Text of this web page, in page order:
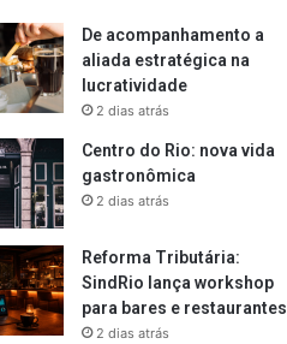
De acompanhamento a
aliada estratégica na
lucratividade
2 dias atrás
Centro do Rio: nova vida
gastronômica
2 dias atrás
Reforma Tributária:
SindRio lança workshop
para bares e restaurantes
2 dias atrás